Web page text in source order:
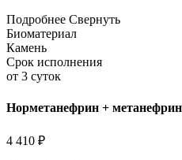
Подробнее Свернуть
Биоматериал
Камень
Срок исполнения
от 3 суток
Норметанефрин +
4 410 ₽